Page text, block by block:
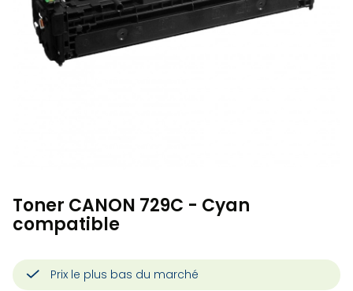
Toner CANON 729C - Cyan
compatible
Prix le plus bas du marché